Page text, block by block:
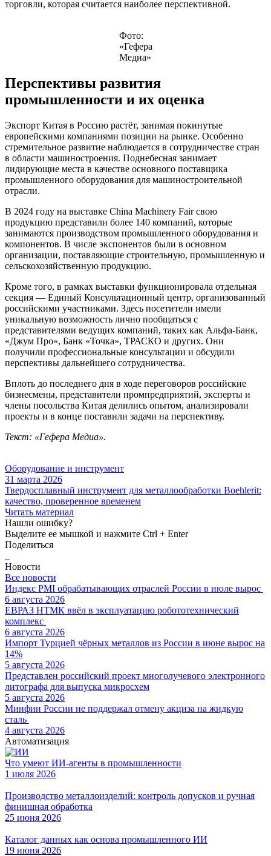
торговли, которая считается наиболее перспективной.
Фото:
«Гефера
Медиа»
Перспективы развития
промышленности и их оценка
Экспорт Китая в Россию растёт, занимая покинутые
европейскими компаниями позиции на рынке. Особенно
стремительное развитие наблюдается в сотрудничестве стран
в области машиностроения. Поднебесная занимает
лидирующие места в качестве основного поставщика
промышленного оборудования для машиностроительной
отрасли.
В 2024 году на выставке China Machinery Fair свою
продукцию представили более 140 компаний, которые
занимаются производством промышленного оборудования и
компонентов. В числе экспонентов были в основном
организации, поставляющие строительную, промышленную и
сельскохозяйственную продукцию.
Кроме того, в рамках выставки функционировала отдельная
секция — Единый Консультационный центр, организованный
российскими участниками. Здесь посетители имели
уникальную возможность лично пообщаться с
представителями ведущих компаний, таких как Альфа-Банк,
«Джум Про», Банк «Точка», ТРАСКО и других. Они
получили профессиональные консультации и обсудили
перспективы дальнейшего сотрудничества.
Вплоть до последнего дня в ходе переговоров российские
бизнесмены, представители промпредприятий, эксперты и
члены посольства Китая делились опытом, анализировали
проекты и в конце поставили задачи на перспективу.
Текст: «Гефера Медиа».
Оборудование и инструмент
31 марта 2026
Твердосплавный инструмент для металлообработки Boehlerit:
качество, проверенное временем
Читать материал
Нашли ошибку?
Выделите ее мышкой и нажмите Ctrl + Enter
Поделиться
Новости
Все новости
Индекс PMI обрабатывающих отраслей России в июле вырос
6 августа 2026
ЕВРАЗ НТМК ввёл в эксплуатацию робототехнический
комплекс
6 августа 2026
Импорт Турцией чёрных металлов из России в июне вырос на
14%
5 августа 2026
Представлен российский проект многолучевого электронного
литографа для выпуска микросхем
5 августа 2026
Минфин России не поддержал отмену акциза на жидкую
сталь
4 августа 2026
Автоматизация
Что умеют ИИ-агенты в промышленности
1 июля 2026
Производство металлоизделий: контроль допусков и ручная
финишная обработка
25 июня 2026
Каталог данных как основа промышленного ИИ
19 июня 2026